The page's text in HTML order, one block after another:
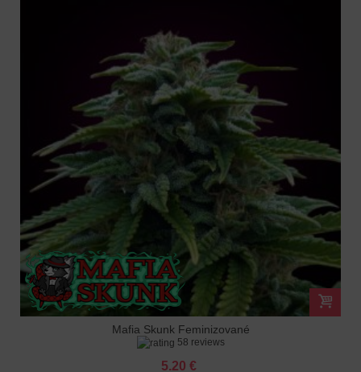
Mafia Skunk Feminizované
58 reviews
5.20 €